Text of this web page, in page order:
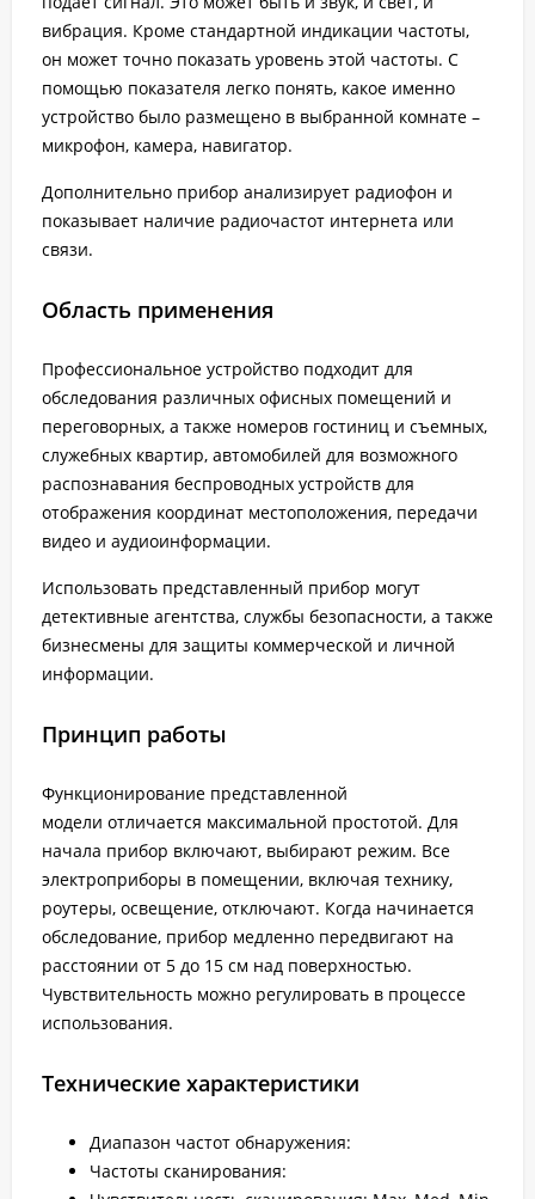
вибрация. Кроме стандартной индикации частоты,
он может точно показать уровень этой частоты. С
помощью показателя легко понять, какое именно
устройство было размещено в выбранной комнате –
микрофон, камера, навигатор.
Дополнительно прибор анализирует радиофон и
показывает наличие радиочастот интернета или
связи.
Область применения
Профессиональное устройство подходит для
обследования различных офисных помещений и
переговорных, а также номеров гостиниц и съемных,
служебных квартир, автомобилей для возможного
распознавания беспроводных устройств для
отображения координат местоположения, передачи
видео и аудиоинформации.
Использовать представленный прибор могут
детективные агентства, службы безопасности, а также
бизнесмены для защиты коммерческой и личной
информации.
Принцип работы
Функционирование представленной
модели отличается максимальной простотой. Для
начала прибор включают, выбирают режим. Все
электроприборы в помещении, включая технику,
роутеры, освещение, отключают. Когда начинается
обследование, прибор медленно передвигают на
расстоянии от 5 до 15 см над поверхностью.
Чувствительность можно регулировать в процессе
использования.
Технические характеристики
Диапазон частот обнаружения:
Частоты сканирования: